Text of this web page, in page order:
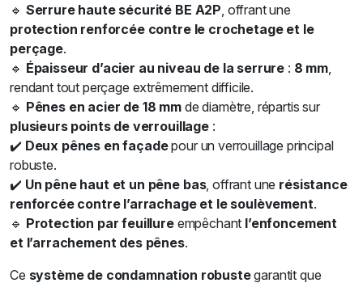
🔹 Serrure haute sécurité BE A2P, offrant une
protection renforcée contre le crochetage et le
perçage.
🔹 Épaisseur d’acier au niveau de la serrure : 8 mm,
rendant tout perçage extrêmement difficile.
🔹 Pênes en acier de 18 mm de diamètre, répartis sur
plusieurs points de verrouillage:
✔️ Deux pênes en façadepour un verrouillage principal
robuste.
✔️ Un pêne haut et un pêne bas, offrant une résistance
renforcée contre l’arrachage et le soulèvement.
🔹 Protection par feuillureempêchant l’enfoncement
et l’arrachement des pênes.
Ce système de condamnation robustegarantit que